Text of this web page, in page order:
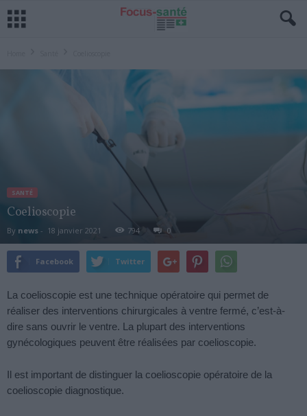
SANTÉ
Coelioscopie
By news - 18 janvier 2021 794 0
Facebook Twitter
La coelioscopie est une technique opératoire qui permet de
réaliser des interventions chirurgicales à ventre fermé, c’est-à-
dire sans ouvrir le ventre. La plupart des interventions
gynécologiques peuvent être réalisées par coelioscopie.
Il est important de distinguer la coelioscopie opératoire de la
coelioscopie diagnostique.